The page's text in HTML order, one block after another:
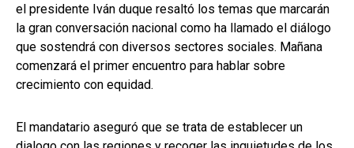
el presidente Iván duque resaltó los temas que marcarán
la gran conversación nacional como ha llamado el diálogo
que sostendrá con diversos sectores sociales. Mañana
comenzará el primer encuentro para hablar sobre
crecimiento con equidad.
El mandatario aseguró que se trata de establecer un